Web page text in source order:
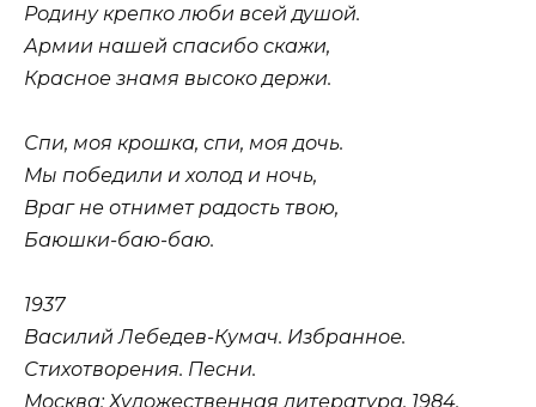
Родину крепко люби всей душой.
Армии нашей спасибо скажи,
Красное знамя высоко держи.
Спи, моя крошка, спи, моя дочь.
Мы победили и холод и ночь,
Враг не отнимет радость твою,
Баюшки-баю-баю.
1937
Василий Лебедев-Кумач. Избранное.
Стихотворения. Песни.
Москва: Художественная литература, 1984.